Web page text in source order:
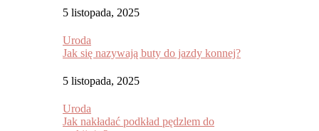
5 listopada, 2025
Uroda
Jak się nazywają buty do jazdy konnej?
5 listopada, 2025
Uroda
Jak nakładać podkład pędzlem do